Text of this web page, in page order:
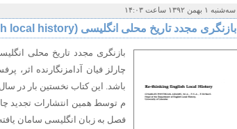
سه‌شنبه ۱ بهمن ۱۳۹۲ ساعت ۱۴:۰۳
بازنگری مجدد تاریخ محلی انگلیسی (rethinking English local history)
چارلز فیان آدامزنگارنده اثر،
فصل به زبان انگلیسی سامان